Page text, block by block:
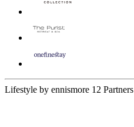
Lifestyle by ennismore 12 Partners